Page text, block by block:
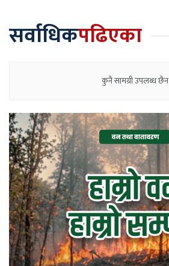
सर्वाधिकपढिएका
कुनै सामग्री उपलब्ध छैन